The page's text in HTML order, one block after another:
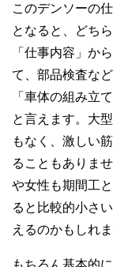
このデンソーの
となると、どち
「仕事内容」か
て、部品検査な
「車体の組み立
と言えます。大
もなく、激しい
ることもありま
や女性も期間工
ると比較的小さ
えるのかもしれま
もちろん基本的